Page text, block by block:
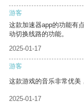
游客
这款加速器app的功能有
动切换线路的功能。
2025-01-17
游客
这款游戏的音乐非常优美
2025-01-17